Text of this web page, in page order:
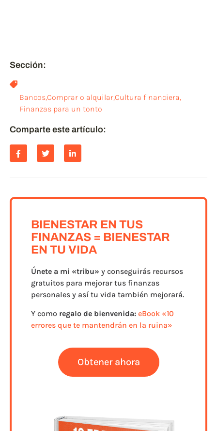
Sección:
Bancos,Comprar o alquilar,Cultura financiera,
Finanzas para un tonto
Comparte este artículo:
BIENESTAR EN TUS
FINANZAS = BIENESTAR
EN TU VIDA
Únete a mi «tribu» y conseguirás recursos
gratuitos para mejorar tus finanzas
personales y así tu vida también mejorará.
Y como regalo de bienvenida: eBook «10
errores que te mantendrán en la ruina»
Obtener ahora